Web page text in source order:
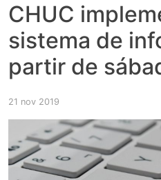
CHUC
sistema de
partir de
21 nov 2019